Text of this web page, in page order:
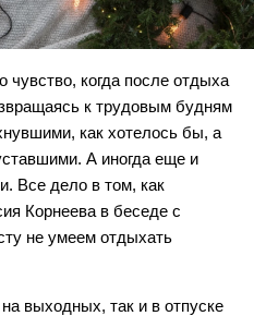
чувство, когда после отдыха
к трудовым будням
как хотелось бы, а
А иногда еще и
Все дело в том, как
Корнеева в беседе с
не умеем отдыхать
выходных, так и в отпуске